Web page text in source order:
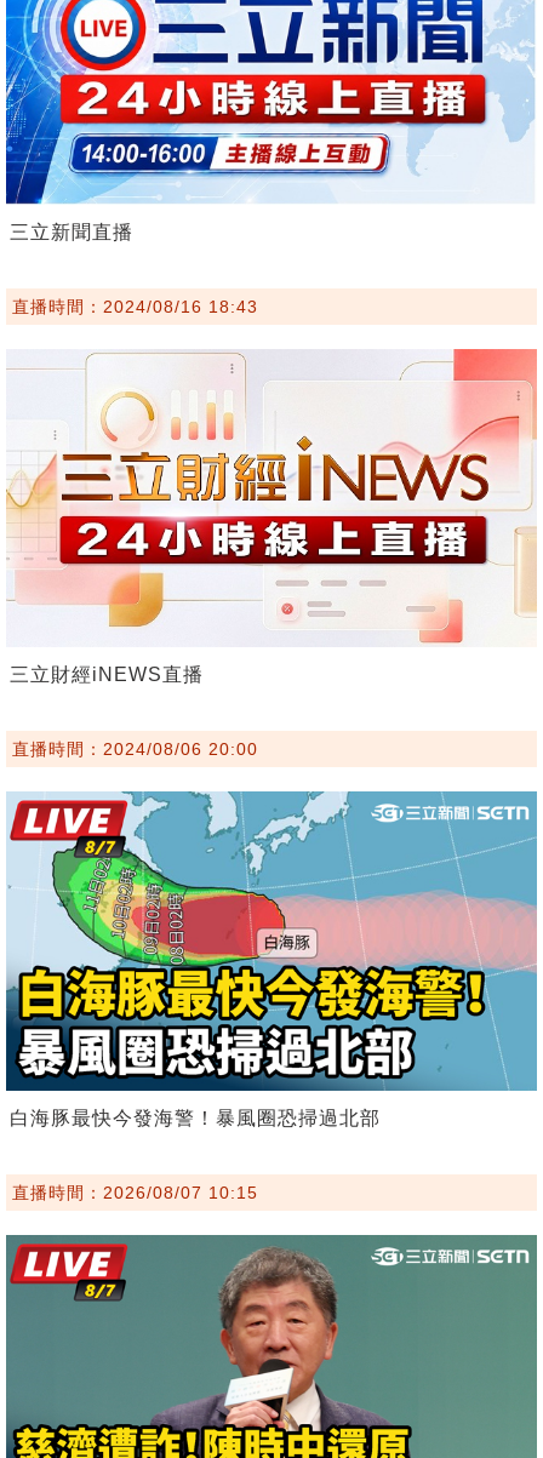
三立新聞直播
直播時間：2024/08/16 18:43
三立財經iNEWS直播
直播時間：2024/08/06 20:00
白海豚最快今發海警！暴風圈恐掃過北部
直播時間：2026/08/07 10:15